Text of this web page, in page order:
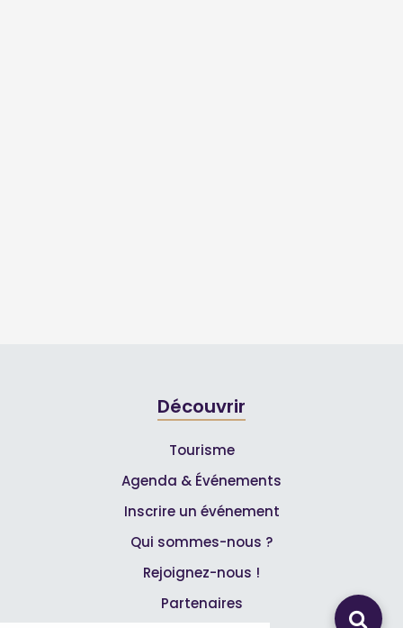
Découvrir
Tourisme
Agenda & Événements
Inscrire un événement
Qui sommes-nous ?
Rejoignez-nous !
Partenaires